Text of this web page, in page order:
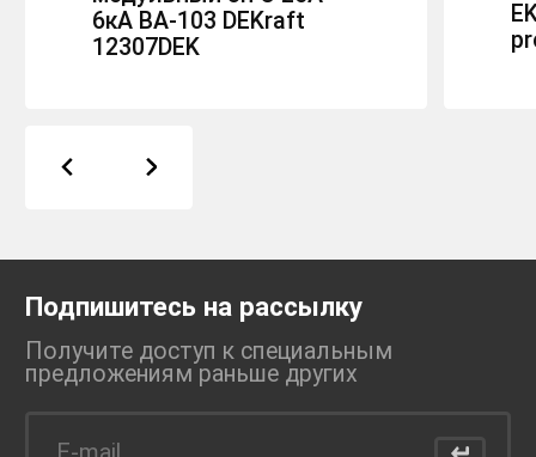
6кА ВА-103 DEKraft
12307DEK
Подпишитесь на рассылку
Получите доступ к специальным
предложениям раньше других